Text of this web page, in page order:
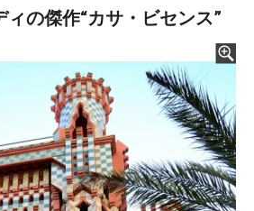
の傑作“カサ・ビセンス”